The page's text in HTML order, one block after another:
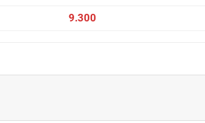
9.300